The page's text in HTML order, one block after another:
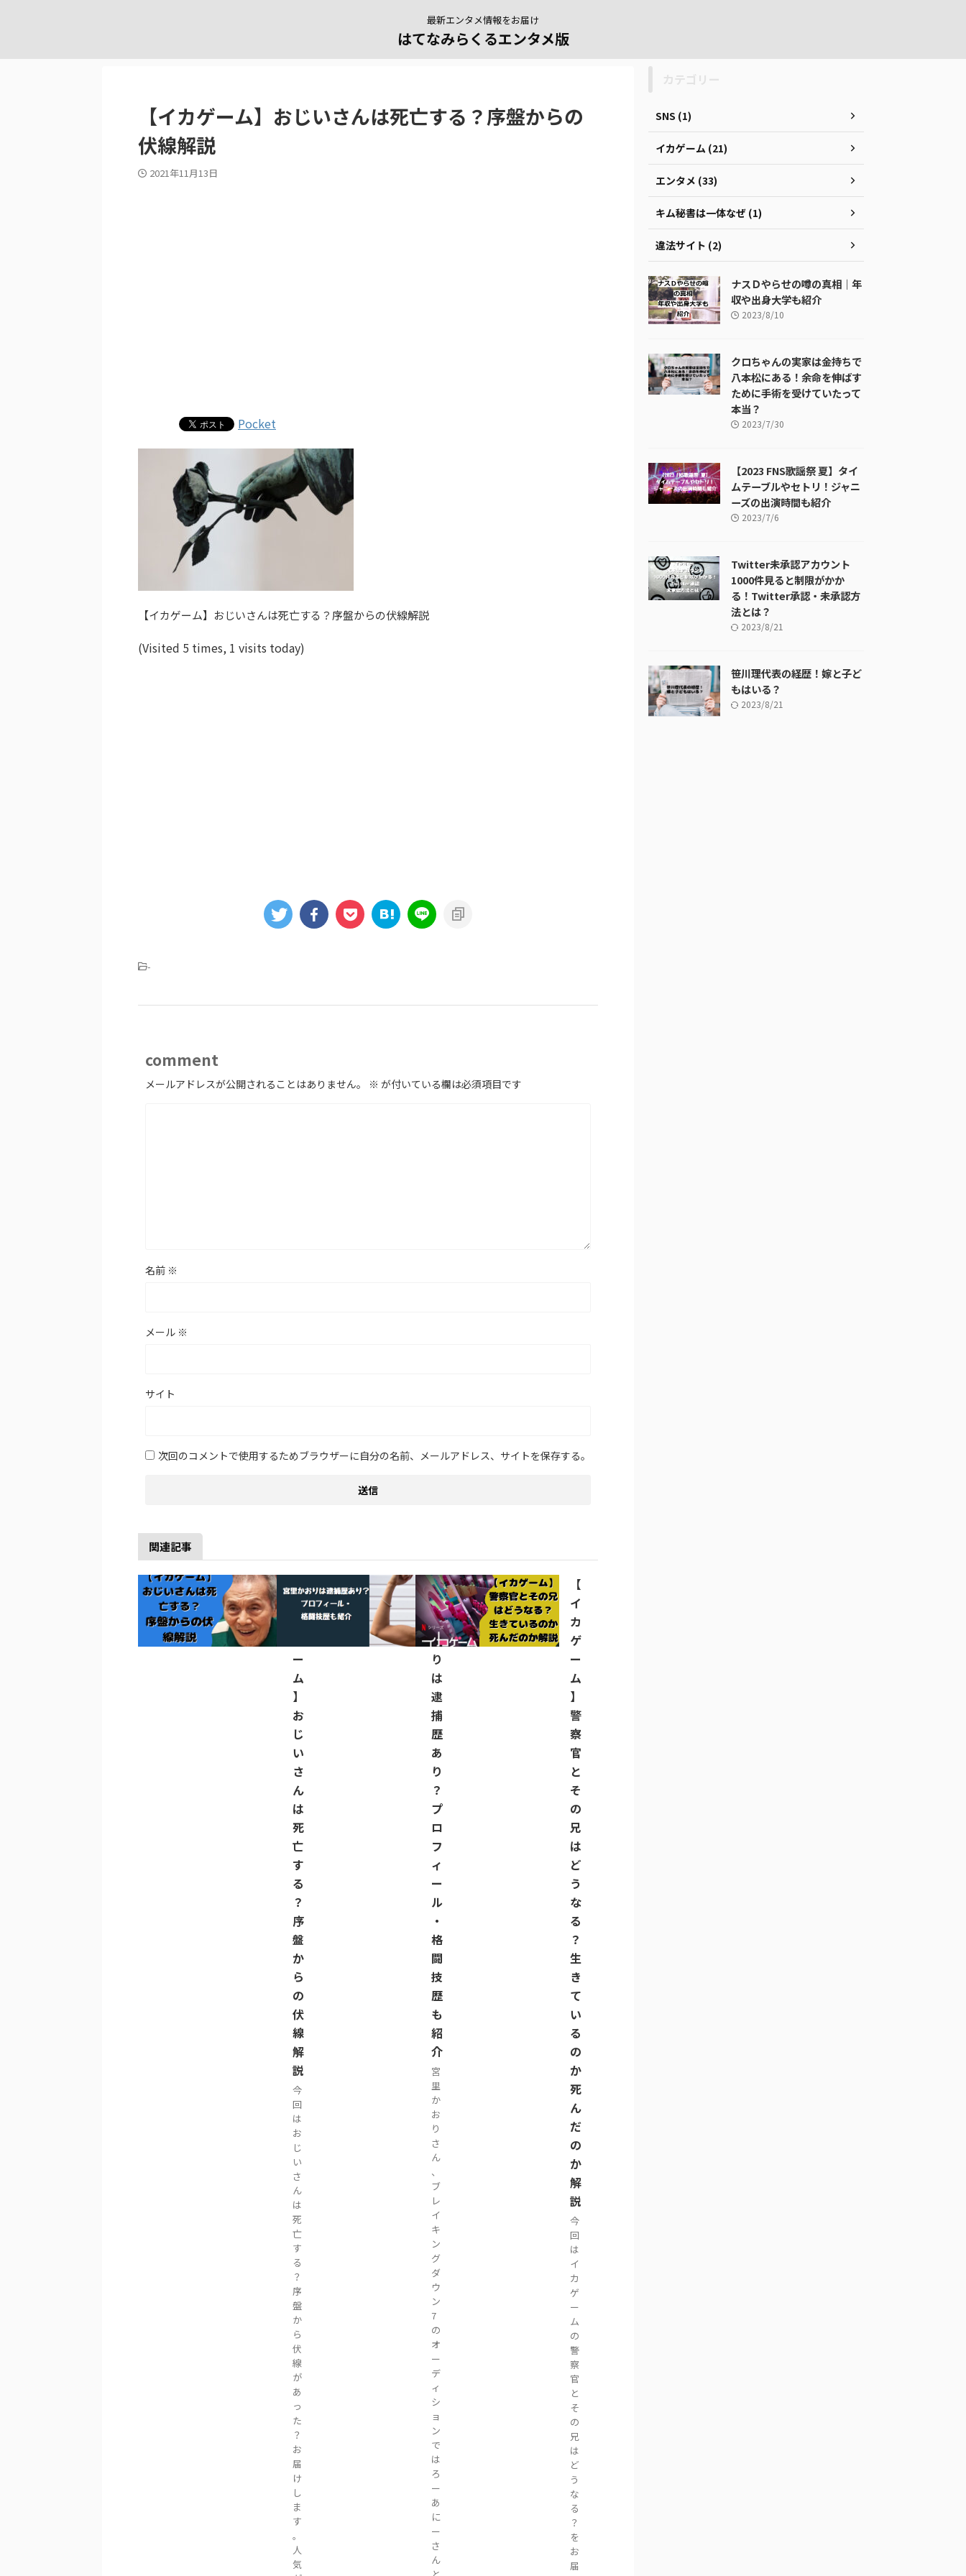
最新エンタメ情報をお届け
はてなみらくるエンタメ版
【イカゲーム】おじいさんは死亡する？序盤からの
伏線解説
2021年11月13日
Pocket
【イカゲーム】おじいさんは死亡する？序盤からの伏線解説
(Visited 5 times, 1 visits today)
-
comment
メールアドレスが公開されることはありません。 ※ が付いている欄は必須項目です
名前 ※
メール ※
サイト
次回のコメントで使用するためブラウザーに自分の名前、メールアドレス、サイトを保存する。
関連記事
【
イ
カ
ー
ム
】
お
じ
い
さ
ん
は
死
亡
す
る
？
序
盤
か
ら
の
伏
線
解
説
今
回
は
お
じ
い
さ
ん
は
死
亡
す
る
？
序
盤
か
ら
伏
線
が
あ
っ
た
？
お
届
け
し
ま
す
。
人
気
宮
里
か
お
り
は
逮
捕
歴
あ
り
？
プ
ロ
フ
ィ
ー
ル
・
格
闘
技
歴
も
紹
介
宮
里
か
お
り
さ
ん
、
ブ
レ
イ
キ
ン
グ
ダ
ウ
ン
7
の
オ
ー
デ
ィ
シ
ョ
ン
で
は
ろ
ー
あ
に
ー
さ
ん
【
イ
カ
ゲ
ー
ム
】
警
察
官
と
そ
の
兄
は
ど
う
な
る
？
生
き
て
い
る
の
か
死
ん
だ
の
か
解
説
今
回
は
イ
カ
ゲ
ー
ム
の
警
察
官
と
そ
の
兄
は
ど
う
な
る
？
を
お
届
SNS (1)
イカゲーム (21)
エンタメ (33)
キム秘書は一体なぜ (1)
違法サイト (2)
ナスＤやらせの噂の真相｜年
収や出身大学も紹介
2023/8/10
クロちゃんの実家は金持ちで
八本松にある！余命を伸ばす
ために手術を受けていたって
本当？
2023/7/30
【2023 FNS歌謡祭 夏】タイ
ムテーブルやセトリ！ジャニ
ーズの出演時間も紹介
2023/7/6
Twitter未承認アカウント
1000件見ると制限がかか
る！Twitter承認・未承認方
法とは？
2023/8/21
笹川理代表の経歴！嫁と子ど
もはいる？
2023/8/21